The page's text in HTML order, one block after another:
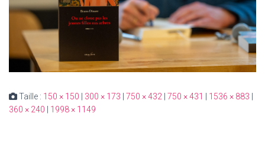
Taille : 150 × 150 300 × 173 750 × 432 750 × 431 1536 × 883
360 × 240
1998 × 1149